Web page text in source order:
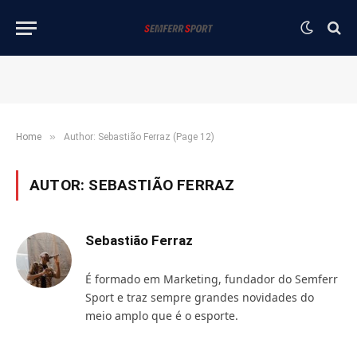
Home » Author: Sebastião Ferraz (Page 12)
AUTOR: SEBASTIÃO FERRAZ
Sebastião Ferraz
É formado em Marketing, fundador do Semferr
Sport e traz sempre grandes novidades do
meio amplo que é o esporte.